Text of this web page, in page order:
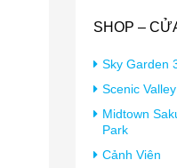
SHOP –
Sky Garden
Scenic
Midtown
Park
Cảnh Viên